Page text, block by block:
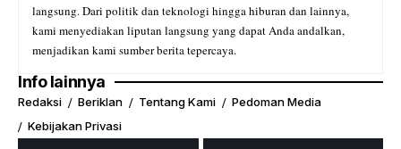
langsung. Dari politik dan teknologi hingga hiburan dan lainnya,
kami menyediakan liputan langsung yang dapat Anda andalkan,
menjadikan kami sumber berita tepercaya.
Info lainnya
Redaksi Beriklan Tentang Kami
Pedoman Media
Kebijakan Privasi